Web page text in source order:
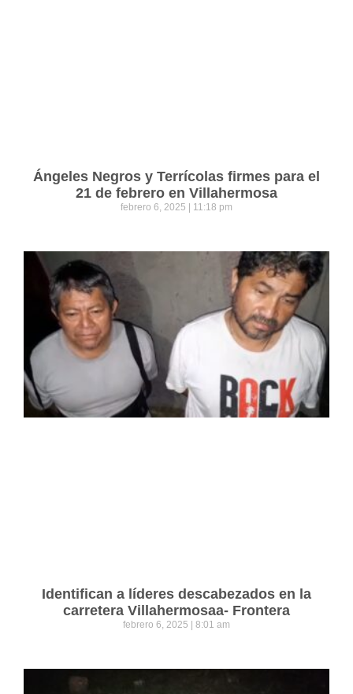
Ángeles Negros y Terrícolas firmes para el
21 de febrero en Villahermosa
febrero 6, 2025 11:18 pm
Identifican a líderes descabezados en la
carretera Villahermosaa- Frontera
febrero 6, 2025 8:01 am